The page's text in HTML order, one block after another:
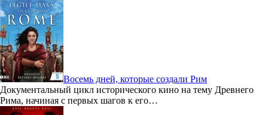
Восемь дней, которые создали Рим
Документальный цикл исторического кино на тему Древнего
Рима, начиная с первых шагов к его…